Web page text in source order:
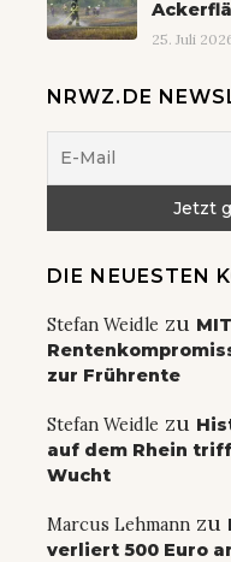
25. Juli
NRWZ.DE
DIE NEUESTEN
Stefan Weidle zu
zur Frührente
Stefan Weidle zu
auf dem Rhein
Wucht
Marcus Lehmann zu
verliert 500 Euro